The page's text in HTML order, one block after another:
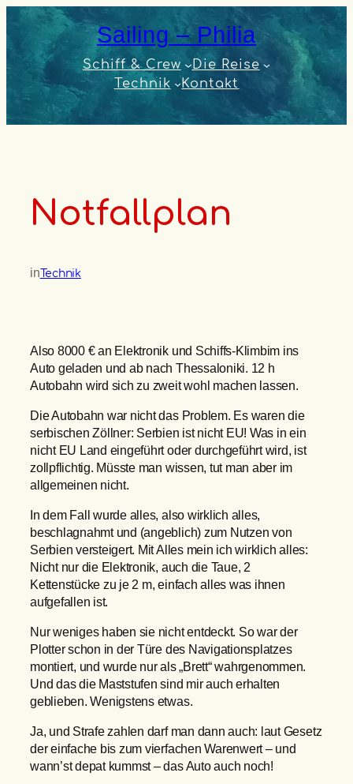
Zum
Inhalt
springen
Sailing – Philia
Schiff & Crew
Die Reise
Technik
Kontakt
Notfallplan
inTechnik
Also 8000 € an Elektronik und Schiffs-Klimbim ins
Auto geladen und ab nach Thessaloniki. 12 h
Autobahn wird sich zu zweit wohl machen lassen.
Die Autobahn war nicht das Problem. Es waren die
serbischen Zöllner: Serbien ist nicht EU! Was in ein
nicht EU Land eingeführt oder durchgeführt wird, ist
zollpflichtig. Müsste man wissen, tut man aber im
allgemeinen nicht.
In dem Fall wurde alles, also wirklich alles,
beschlagnahmt und (angeblich) zum Nutzen von
Serbien versteigert. Mit Alles mein ich wirklich alles:
Nicht nur die Elektronik, auch die Taue, 2
Kettenstücke zu je 2 m, einfach alles was ihnen
aufgefallen ist.
Nur weniges haben sie nicht entdeckt. So war der
Plotter schon in der Türe des Navigationsplatzes
montiert, und wurde nur als „Brett“ wahrgenommen.
Und das die Maststufen sind mir auch erhalten
geblieben. Wenigstens etwas.
Ja, und Strafe zahlen darf man dann auch: laut Gesetz
der einfache bis zum vierfachen Warenwert – und
wann’st depat kummst – das Auto auch noch!